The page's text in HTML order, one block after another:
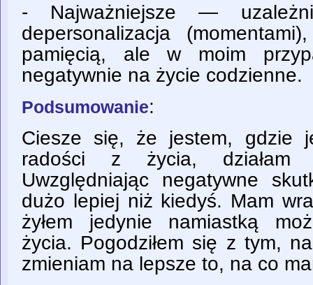
- Najważniejsze —
depersonalizacja
pamięcią, ale w moim
negatywnie na życie codzienne.
Podsumowanie:
Ciesze się, że jestem, gdzie
radości z życia, działam
Uwzględniając negatywne
dużo lepiej niż kiedyś. Mam
żyłem jedynie namiastką
życia. Pogodziłem się z tym,
zmieniam na lepsze to, na co